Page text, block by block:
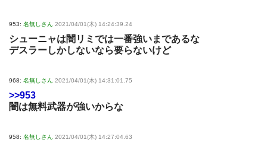
953: 名無しさん 2021/04/01(木) 14:24:39.24
シューニャは闇リミでは一番強いまであるな
デスラーしかしないなら要らないけど
968: 名無しさん 2021/04/01(木) 14:31:01.75
>>953
闇は無料武器が強いからな
958: 名無しさん 2021/04/01(木) 14:27:04.63